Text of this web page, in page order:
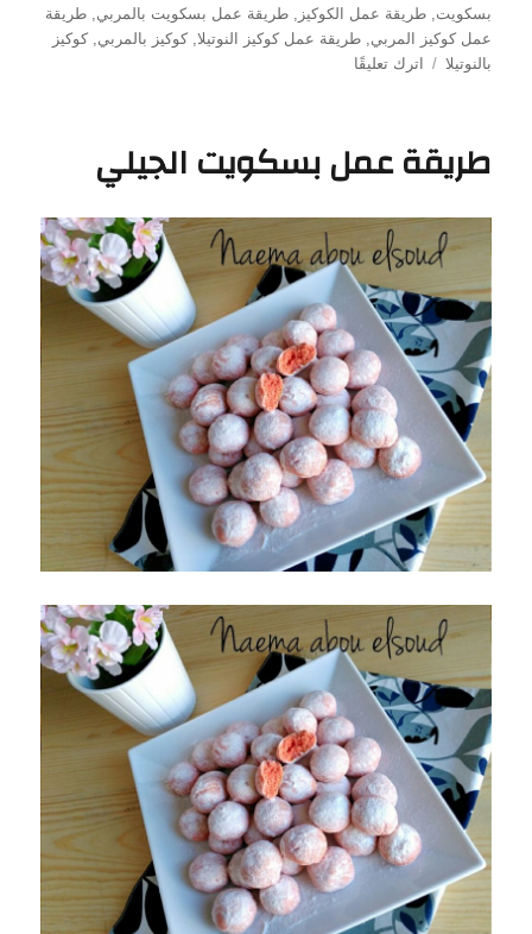
في
بسكويت ,طريقة عمل الكوكيز ,طريقة عمل بسكويت بالمربي ,طريقة
عمل كوكيز المربي ,طريقة عمل كوكيز النوتيلا ,كوكيز بالمربي ,كوكيز
بالنوتيلا
اترك تعليقًا
المربي
طريقة عمل بسكويت الجيلي